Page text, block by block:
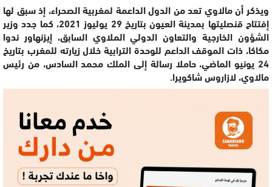
ويذكر أن مالاوي تعد من الدول الداعمة لمغربية الصحراء، إذ سبق لها
إفتتاح قنصليتها بمدينة العيون بتاريخ 29 يوليوز 2021، كما جدد وزير
الشؤون الخارجية والتعاون الدولي الملاوي السابق، إيزنهاور ندوا
مكاكا، ذات الموقف الداعم للوحدة الترابية خلال زيارته للمغرب بتاريخ
24 يونيو الماضي، حاملا رسالة إلى الملك محمد السادس، من رئيس
مالاوي، لازاروس شاكويرا.